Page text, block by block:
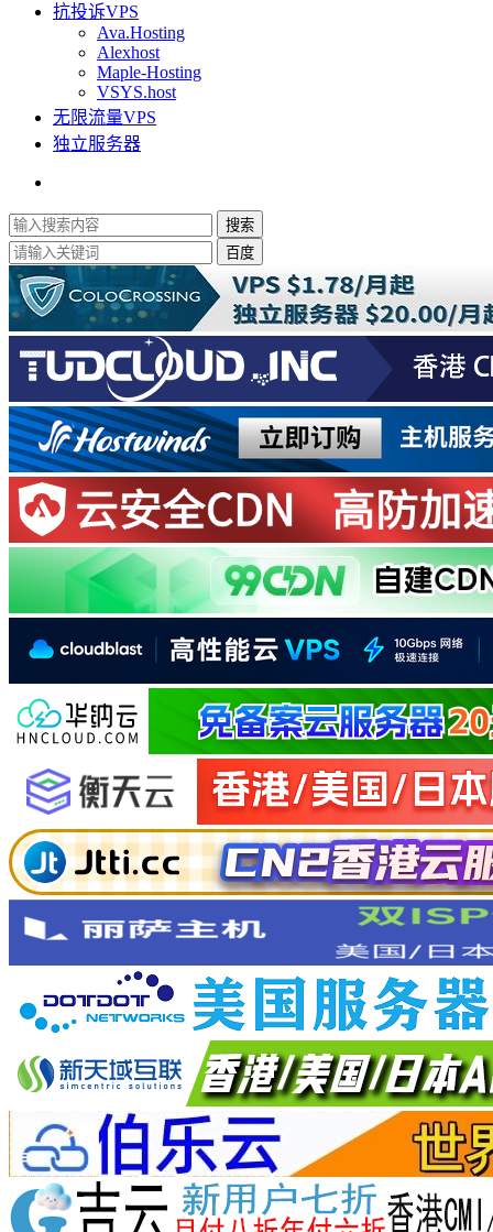
抗投诉VPS
Ava.Hosting
Alexhost
Maple-Hosting
VSYS.host
无限流量VPS
独立服务器